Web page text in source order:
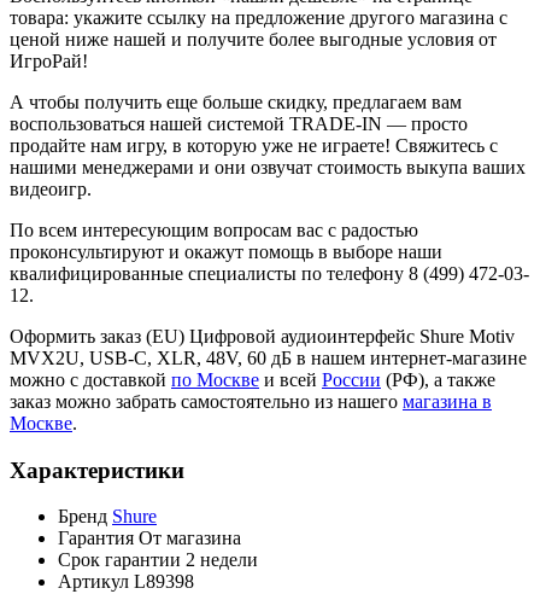
товара: укажите ссылку на предложение другого магазина с
ценой ниже нашей и получите более выгодные условия от
ИгроРай!
А чтобы получить еще больше скидку, предлагаем вам
воспользоваться нашей системой TRADE-IN — просто
продайте нам игру, в которую уже не играете! Свяжитесь с
нашими менеджерами и они озвучат стоимость выкупа ваших
видеоигр.
По всем интересующим вопросам вас с радостью
проконсультируют и окажут помощь в выборе наши
квалифицированные специалисты по телефону 8 (499) 472-03-
12.
Оформить заказ (EU) Цифровой аудиоинтерфейс Shure Motiv
MVX2U, USB-C, XLR, 48V, 60 дБ в нашем интернет-магазине
можно с доставкой по Москве и всей России (РФ), а также
заказ можно забрать самостоятельно из нашего магазина в
Москве.
Характеристики
Бренд Shure
Гарантия От магазина
Срок гарантии 2 недели
Артикул L89398